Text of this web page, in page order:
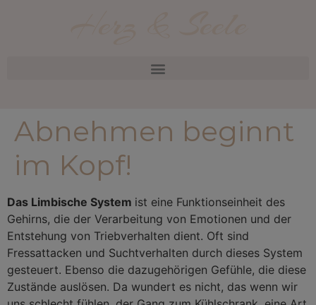
Abnehmen beginnt
im Kopf!
Das Limbische System ist eine Funktionseinheit des
Gehirns, die der Verarbeitung von Emotionen und der
Entstehung von Triebverhalten dient. Oft sind
Fressattacken und Suchtverhalten durch dieses System
gesteuert. Ebenso die dazugehörigen Gefühle, die diese
Zustände auslösen. Da wundert es nicht, das wenn wir